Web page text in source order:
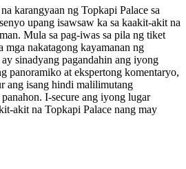
karangyaan ng Topkapi Palace sa
upang isawsaw ka sa kaakit-akit na
Mula sa pag-iwas sa pila ng tiket
mga nakatagong kayamanan ng
sinadyang pagandahin ang iyong
panoramiko at ekspertong komentaryo,
ang isang hindi malilimutang
I-secure ang iyong lugar
akit na Topkapi Palace nang may